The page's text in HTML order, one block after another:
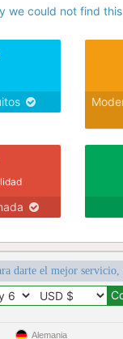
we could not find
darte el mejor
Alemania